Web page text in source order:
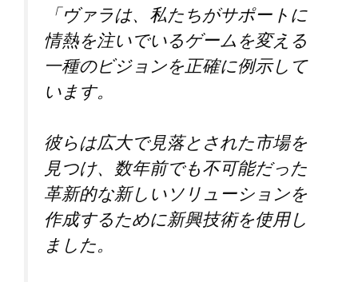
「ヴァラは、私たちがサポートに
情熱を注いでいるゲームを変える
一種のビジョンを正確に例示して
います。
彼らは広大で見落とされた市場を
見つけ、数年前でも不可能だった
革新的な新しいソリューションを
作成するために新興技術を使用し
ました。